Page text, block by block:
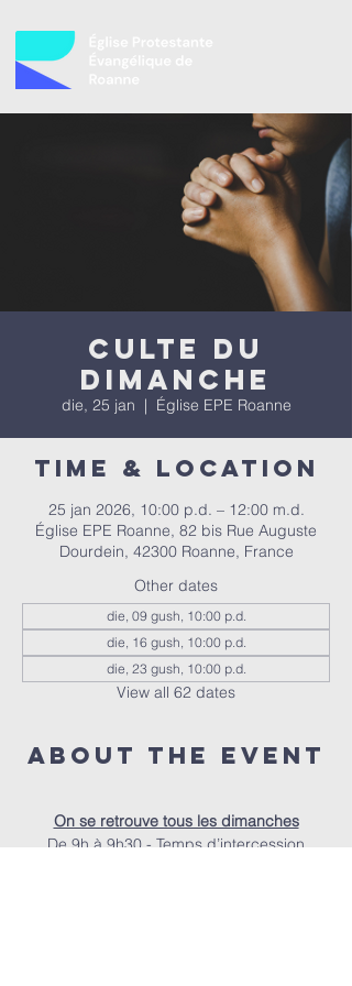
Culte du
dimanche
die, 25 jan
  |
Église EPE Roanne
Time & Location
25 jan 2026, 10:00 p.d. – 12:00 m.d.
Église EPE Roanne, 82 bis Rue Auguste
Dourdein, 42300 Roanne, France
Other dates
die, 09 gush, 10:00 p.d.
die, 16 gush, 10:00 p.d.
die, 23 gush, 10:00 p.d.
View all 62 dates
About the event
On se retrouve tous les dimanches
De 9h à 9h30 - Temps d’intercession